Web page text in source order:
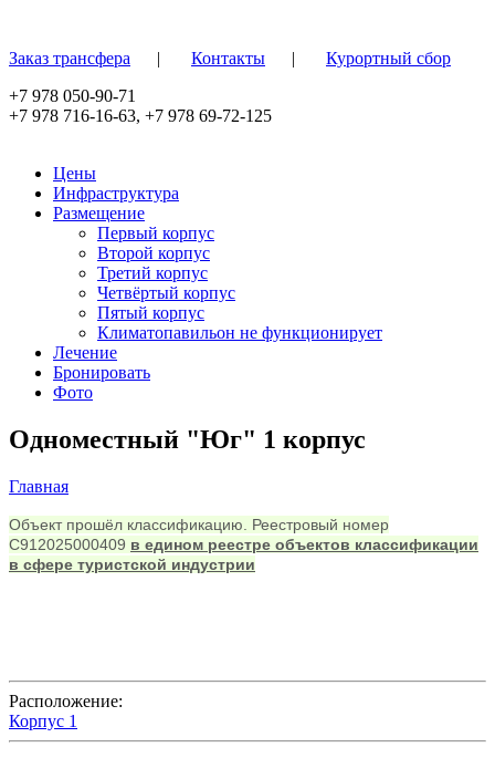
Заказ трансфера | Контакты |
Курортный сбор
+7 978 050-90-71
+7 978 716-16-63, +7 978 69-72-125
Цены
Инфраструктура
Размещение
Первый корпус
Второй корпус
Третий корпус
Четвёртый корпус
Пятый корпус
Климатопавильон не функционирует
Лечение
Бронировать
Фото
Одноместный "Юг" 1 корпус
Вы здесь
Главная
Объект прошёл классификацию. Реестровый номер
С912025000409 в едином реестре объектов классификации
в сфере туристской индустрии
Расположение:
Корпус 1